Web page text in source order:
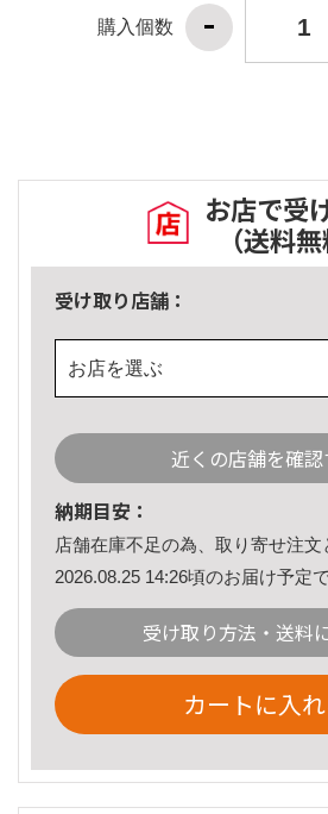
購入個数
お店で受
（送料無
受け取り店舗：
お店を選ぶ
近くの店舗を確認
納期目安：
店舗在庫不足の為、取り寄せ注文
2026.08.25 14:26頃のお届け予定で
受け取り方法・送料
カートに入